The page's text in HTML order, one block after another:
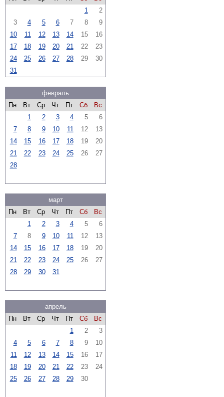
1
2
3
4 5 6 7 8
9
10
11 12 13 14 15
16
17
18 19 20 21 22
23
24
25 26 27 28 29
30
31
февраль
Пн
Вт Ср Чт Пт Сб
Вс
1
2 3 4 5
6
7
8 9 10 11 12
13
14
15 16 17 18 19
20
21
22 23 24 25 26
27
28
март
Пн
Вт Ср Чт Пт Сб
Вс
1
2 3 4 5
6
7
8 9 10 11 12
13
14
15 16 17 18 19
20
21
22 23 24 25 26
27
28
29 30 31
апрель
Пн
Вт Ср Чт Пт Сб
Вс
1
2
3
4
5 6 7 8 9
10
11
12 13 14 15 16
17
18
19 20 21 22 23
24
25
26 27 28 29 30